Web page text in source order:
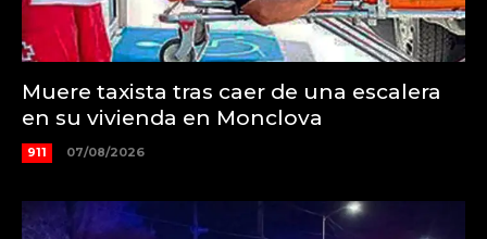
Muere taxista tras caer de una escalera
en su vivienda en Monclova
911 07/08/2026